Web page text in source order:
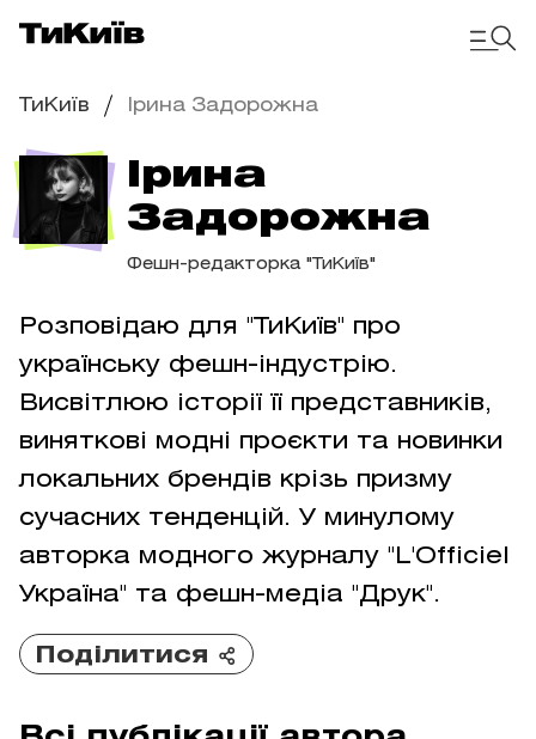
ТиКиїв Ірина Задорожна
Ірина
Задорожна
Фешн-редакторка "ТиКиїв"
Розповідаю для "ТиКиїв" про
українську фешн-індустрію.
Висвітлюю історії її представників,
виняткові модні проєкти та новинки
локальних брендів крізь призму
сучасних тенденцій. У минулому
авторка модного журналу "L'Officiel
Україна" та фешн-медіа "Друк".
Поділитися